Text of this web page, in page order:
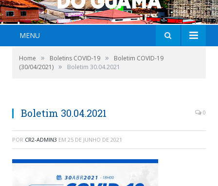
MENU
Home » Boletins COVID-19 »
Boletim COVID-19
(30/04/2021) » Boletim 30.04.2021
Boletim 30.04.2021 0
POR CR2-ADMIN3 EM 25 DE JUNHO DE 2021